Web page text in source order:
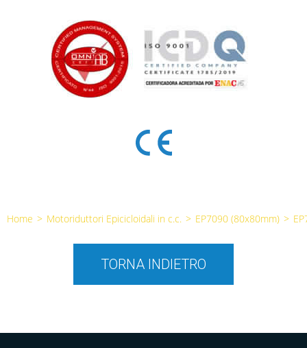
Home > Motoriduttori Epicicloidali in c.c. > EP7090 (80x80mm) >
TORNA INDIETRO